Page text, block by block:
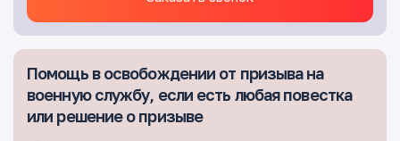
Помощь в освобождении от призыва на
военную службу, если есть любая повестка
или решение о призыве